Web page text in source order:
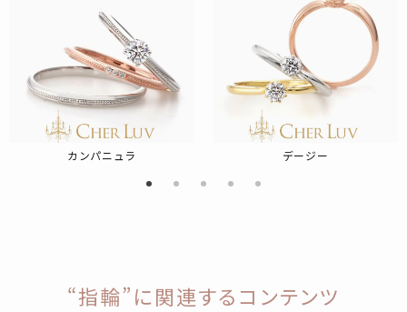
カンパニュラ デージー
“指輪”に関連するコンテンツ